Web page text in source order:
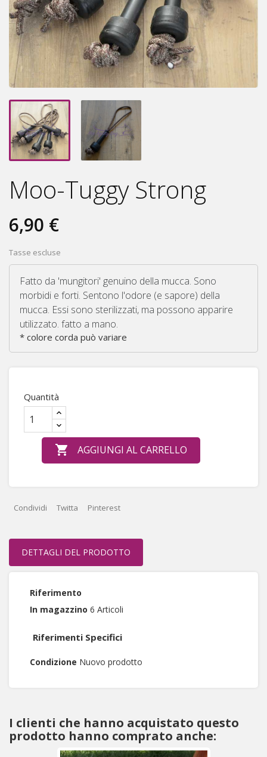
Moo-Tuggy Strong
6,90 €
Tasse escluse
Fatto da 'mungitori' genuino della mucca. Sono
morbidi e forti. Sentono l'odore (e sapore) della
mucca. Essi sono sterilizzati, ma possono apparire
utilizzato. fatto a mano.
* colore corda può variare
Quantità
 AGGIUNGI AL CARRELLO
Condividi Twitta Pinterest
DETTAGLI DEL PRODOTTO
Riferimento
In magazzino 6 Articoli
Riferimenti Specifici
Condizione Nuovo prodotto
I clienti che hanno acquistato questo
prodotto hanno comprato anche: